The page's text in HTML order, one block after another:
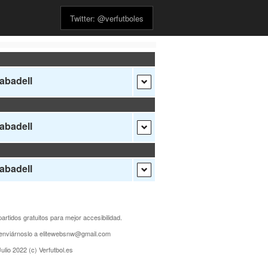
Twitter: @verfutboles
gratuitos para mejor accesibilidad.
a elitewebsnw@gmail.com
2022 (c) Verfutbol.es